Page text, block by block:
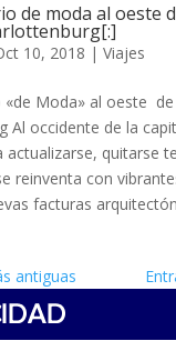
de moda al oeste
10, 2018 | Viajes
«de Moda» al oeste
Al occidente de la
actualizarse, quitarse
reinventa con
facturas
antiguas